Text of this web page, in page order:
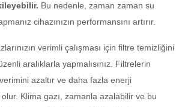
Bu nedenle, zaman zaman su
cihazınızın performansını artırır.
verimli çalışması için filtre temizliğini
aralıklarla yapmalısınız. Filtrelerin
azaltır ve daha fazla enerji
Klima gazı, zamanla azalabilir ve bu